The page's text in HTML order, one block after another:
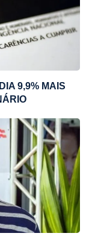
9,9% MAIS